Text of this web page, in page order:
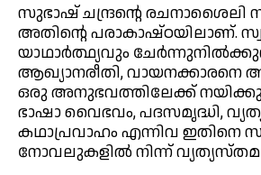
സുഭാഷ് ചന്ദ്രന്റെ രചനാശൈലി
അതിന്റെ പരാകാഷ്ഠയിലാണ്.
യാഥാർത്ഥ്യവും
ആഖ്യാനരീതി, വായനക്കാരനെ
ഒരു അനുഭവത്തിലേക്ക്
ഭാഷാ വൈഭവം, പദസമൃദ്ധി,
കഥാപ്രവാഹം എന്നിവ ഇതിനെ
നോവലുകളിൽ നിന്ന്